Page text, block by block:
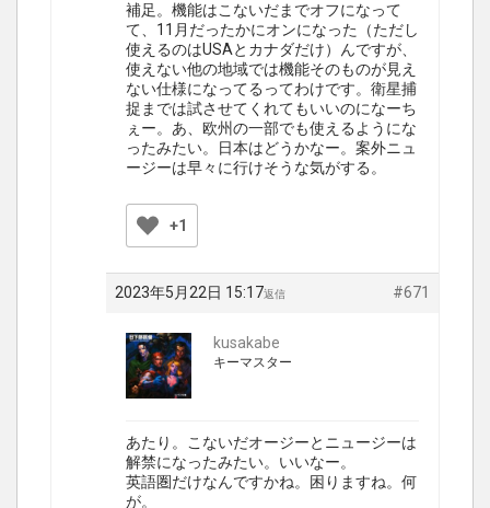
補足。機能はこないだまでオフになって
て、11月だったかにオンになった（ただし
使えるのはUSAとカナダだけ）んですが、
使えない他の地域では機能そのものが見え
ない仕様になってるってわけです。衛星捕
捉までは試させてくれてもいいのになーち
ぇー。あ、欧州の一部でも使えるようにな
ったみたい。日本はどうかなー。案外ニュ
ージーは早々に行けそうな気がする。
+1
2023年5月22日 15:17 #671
返信
kusakabe
キーマスター
あたり。こないだオージーとニュージーは
解禁になったみたい。いいなー。
英語圏だけなんですかね。困りますね。何
が。